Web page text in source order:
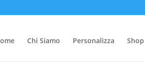
Chi Siamo Personalizza Shop